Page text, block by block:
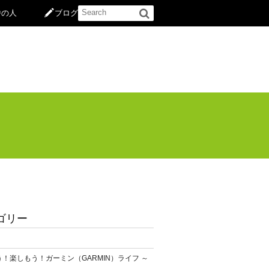
人 ブログ
リー
！楽しもう！ガーミン（GARMIN）ライフ ～